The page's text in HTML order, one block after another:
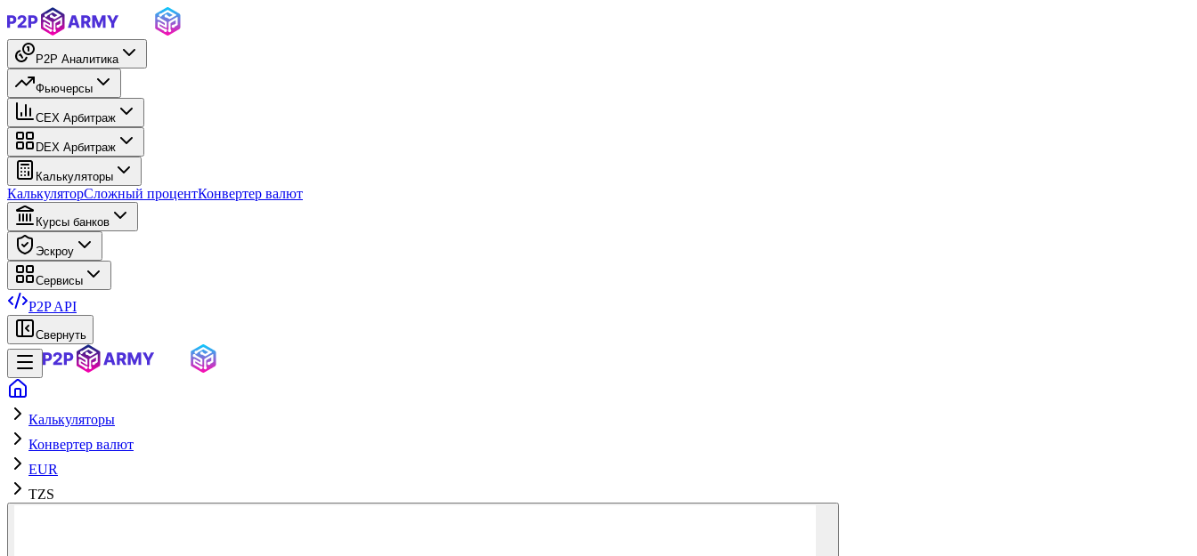
P2P Аналитика
Фьючерсы
CEX Арбитраж
DEX Арбитраж
Калькуляторы
КалькуляторСложный процентКонвертер валют
Курсы банков
Эскроу
Сервисы
P2P API
Свернуть
Калькуляторы
Конвертер валют
EUR
TZS